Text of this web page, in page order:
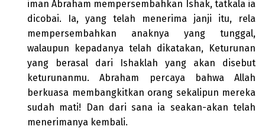
iman Abraham mempersembahkan Ishak, tatkala ia
dicobai. Ia, yang telah menerima janji itu, rela
mempersembahkan anaknya yang tunggal,
walaupun kepadanya telah dikatakan, Keturunan
yang berasal dari Ishaklah yang akan disebut
keturunanmu. Abraham percaya bahwa Allah
berkuasa membangkitkan orang sekalipun mereka
sudah mati! Dan dari sana ia seakan-akan telah
menerimanya kembali.